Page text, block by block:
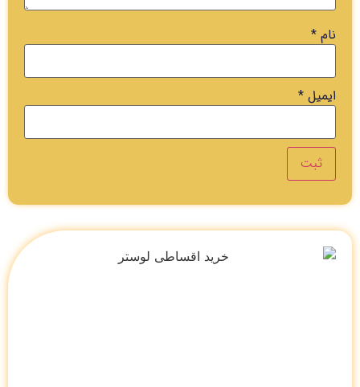
نام *
ایمیل *